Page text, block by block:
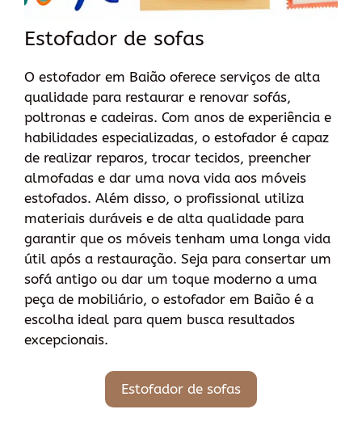
Estofador de sofas
O estofador em Baião oferece serviços de alta
qualidade para restaurar e renovar sofás,
poltronas e cadeiras. Com anos de experiência e
habilidades especializadas, o estofador é capaz
de realizar reparos, trocar tecidos, preencher
almofadas e dar uma nova vida aos móveis
estofados. Além disso, o profissional utiliza
materiais duráveis e de alta qualidade para
garantir que os móveis tenham uma longa vida
útil após a restauração. Seja para consertar um
sofá antigo ou dar um toque moderno a uma
peça de mobiliário, o estofador em Baião é a
escolha ideal para quem busca resultados
excepcionais.
Estofador de sofas